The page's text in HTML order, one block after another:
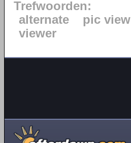
Trefwoorden:
alternate
pic view
viewer